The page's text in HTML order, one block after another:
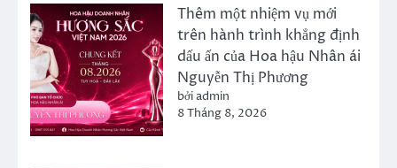
Thêm một nhiệm vụ mới
trên hành trình khẳng định
dấu ấn của Hoa hậu Nhân ái
Nguyễn Thị Phương
bởi admin
8 Tháng 8, 2026